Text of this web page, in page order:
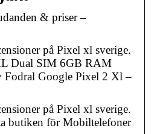
& priser –
på Pixel xl sverige.
Dual SIM 6GB RAM
Google Pixel 2 Xl –
på Pixel xl sverige.
butiken för Mobiltelefoner